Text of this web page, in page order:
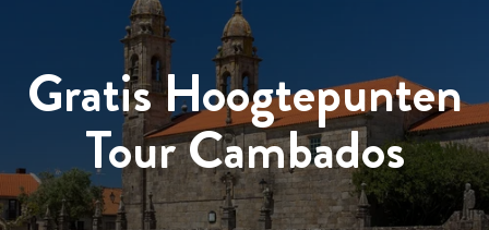
Gratis Hoogtepunten
Tour Cambados